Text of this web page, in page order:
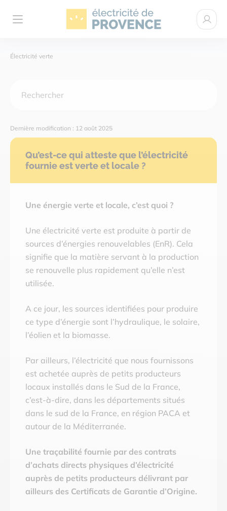
Ouvrir le menu
Électricité de Provence
Espace
Électricité verte
Dernière modification : 12 août 2025
Qu’est-ce qui atteste que l’électricité
fournie est verte et locale ?
Une énergie verte et locale, c’est quoi ?
Une électricité verte est produite à partir de
sources d’énergies renouvelables (EnR). Cela
signifie que la matière servant à la production
se renouvelle plus rapidement qu’elle n’est
utilisée.
A ce jour, les sources identifiées pour produire
ce type d’énergie sont l’hydraulique, le solaire,
l’éolien et la biomasse.
Par ailleurs, l’électricité que nous fournissons
est achetée auprès de petits producteurs
locaux installés dans le Sud de la France,
c’est-à-dire, dans les départements situés
dans le sud de la France, en région PACA et
autour de la Méditerranée.
Une traçabilité fournie par des contrats
d’achats directs physiques d’électricité
auprès de petits producteurs délivrant par
ailleurs des Certificats de Garantie d’Origine.